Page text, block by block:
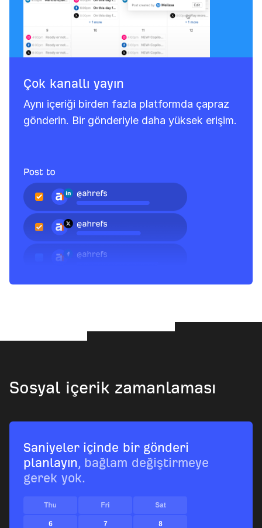
Çok kanallı yayın
Aynı içeriği birden fazla platformda çapraz
gönderin. Bir gönderiyle daha yüksek erişim.
Sosyal içerik zamanlaması
Saniyeler içinde bir gönderi
planlayın, bağlam değiştirmeye
gerek yok.